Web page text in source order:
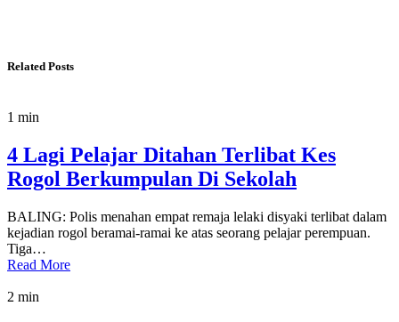
Related Posts
1 min
4 Lagi Pelajar Ditahan Terlibat Kes
Rogol Berkumpulan Di Sekolah
BALING: Polis menahan empat remaja lelaki disyaki terlibat dalam
kejadian rogol beramai-ramai ke atas seorang pelajar perempuan.
Tiga…
Read More
2 min